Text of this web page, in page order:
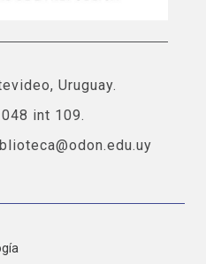
Uruguay.
int 109.